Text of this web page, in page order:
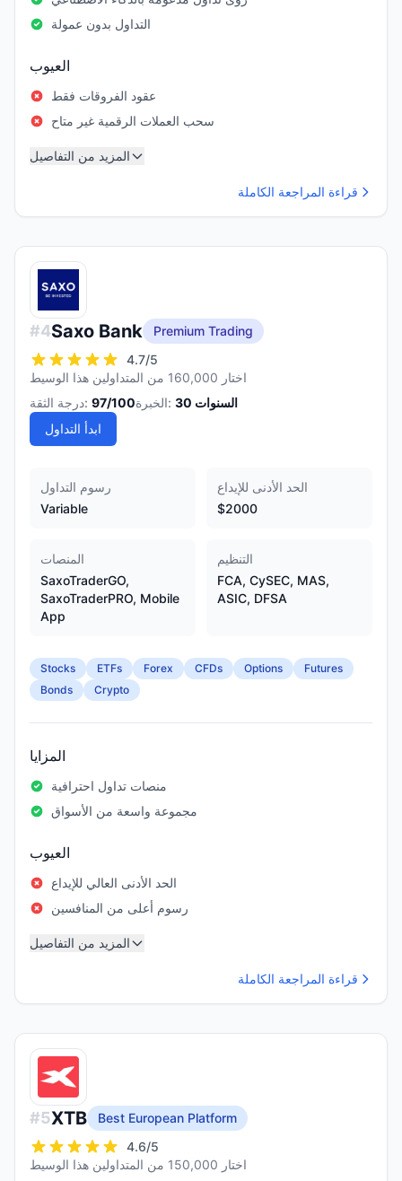
التداول بدون عمولة
العيوب
عقود الفروقات فقط
سحب العملات الرقمية غير متاح
المزيد من التفاصيل
قراءة المراجعة الكاملة
#4Saxo Bank
Premium Trading
4.7/5
اختار 160,000 من المتداولين هذا الوسيط
درجة الثقة: 97/100 الخبرة: 30 السنوات
ابدأ التداول
رسوم التداول
Variable
الحد الأدنى للإيداع
$2000
المنصات
SaxoTraderGO,
SaxoTraderPRO, Mobile
App
التنظيم
FCA, CySEC, MAS,
ASIC, DFSA
Stocks ETFs Forex CFDs Options
Futures
Bonds
Crypto
المزايا
منصات تداول احترافية
مجموعة واسعة من الأسواق
العيوب
الحد الأدنى العالي للإيداع
رسوم أعلى من المنافسين
المزيد من التفاصيل
قراءة المراجعة الكاملة
#5XTB
Best European Platform
4.6/5
اختار 150,000 من المتداولين هذا الوسيط